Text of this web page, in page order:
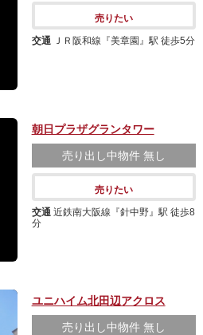
売りたい
交通 ＪＲ阪和線『美章園』駅 徒歩5分
朝日プラザグランタワー
売り出し中物件 無し
売りたい
交通 近鉄南大阪線『針中野』駅 徒歩8
分
ユニハイム北田辺アクロス
売り出し中物件 無し